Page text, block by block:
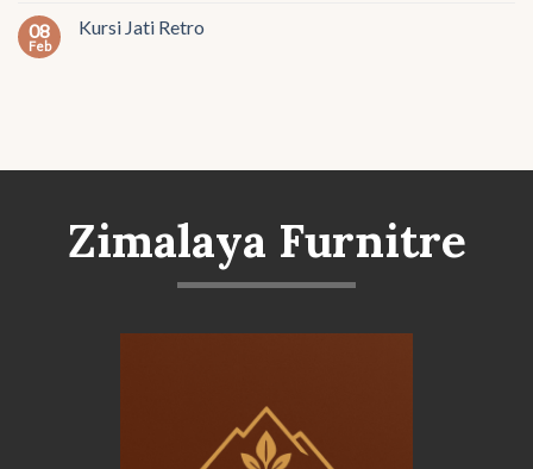
08
Feb
Kursi Jati Retro
Zimalaya Furnitre